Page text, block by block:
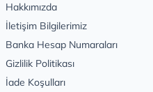
Hakkımızda
İletişim Bilgilerimiz
Banka Hesap Numaraları
Gizlilik Politikası
İade Koşulları